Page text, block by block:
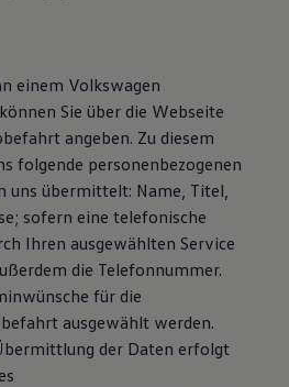
einem Volkswagen
Sie über die Webseite
angeben. Zu diesem
folgende personenbezogenen
uns übermittelt: Name, Titel,
sofern eine telefonische
Ihren ausgewählten Service
die Telefonnummer.
für die
ausgewählt werden.
der Daten erfolgt